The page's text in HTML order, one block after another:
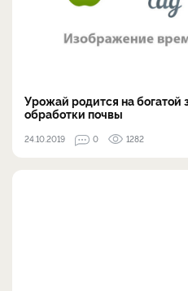
Урожай родится на богатой
обработки почвы
24.10.2019 0 1282